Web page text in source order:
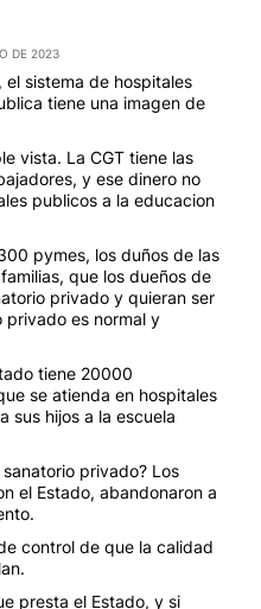
vista. La CGT tiene las
y ese dinero no
publicos a la educacion
pymes, los duños de las
que los dueños de
privado y quieran ser
es normal y
tiene 20000
se atienda en hospitales
hijos a la escuela
privado? Los
el Estado, abandonaron a
control de que la calidad
presta el Estado, y si
quiera ser atendido en un
el general: Si quieren venir